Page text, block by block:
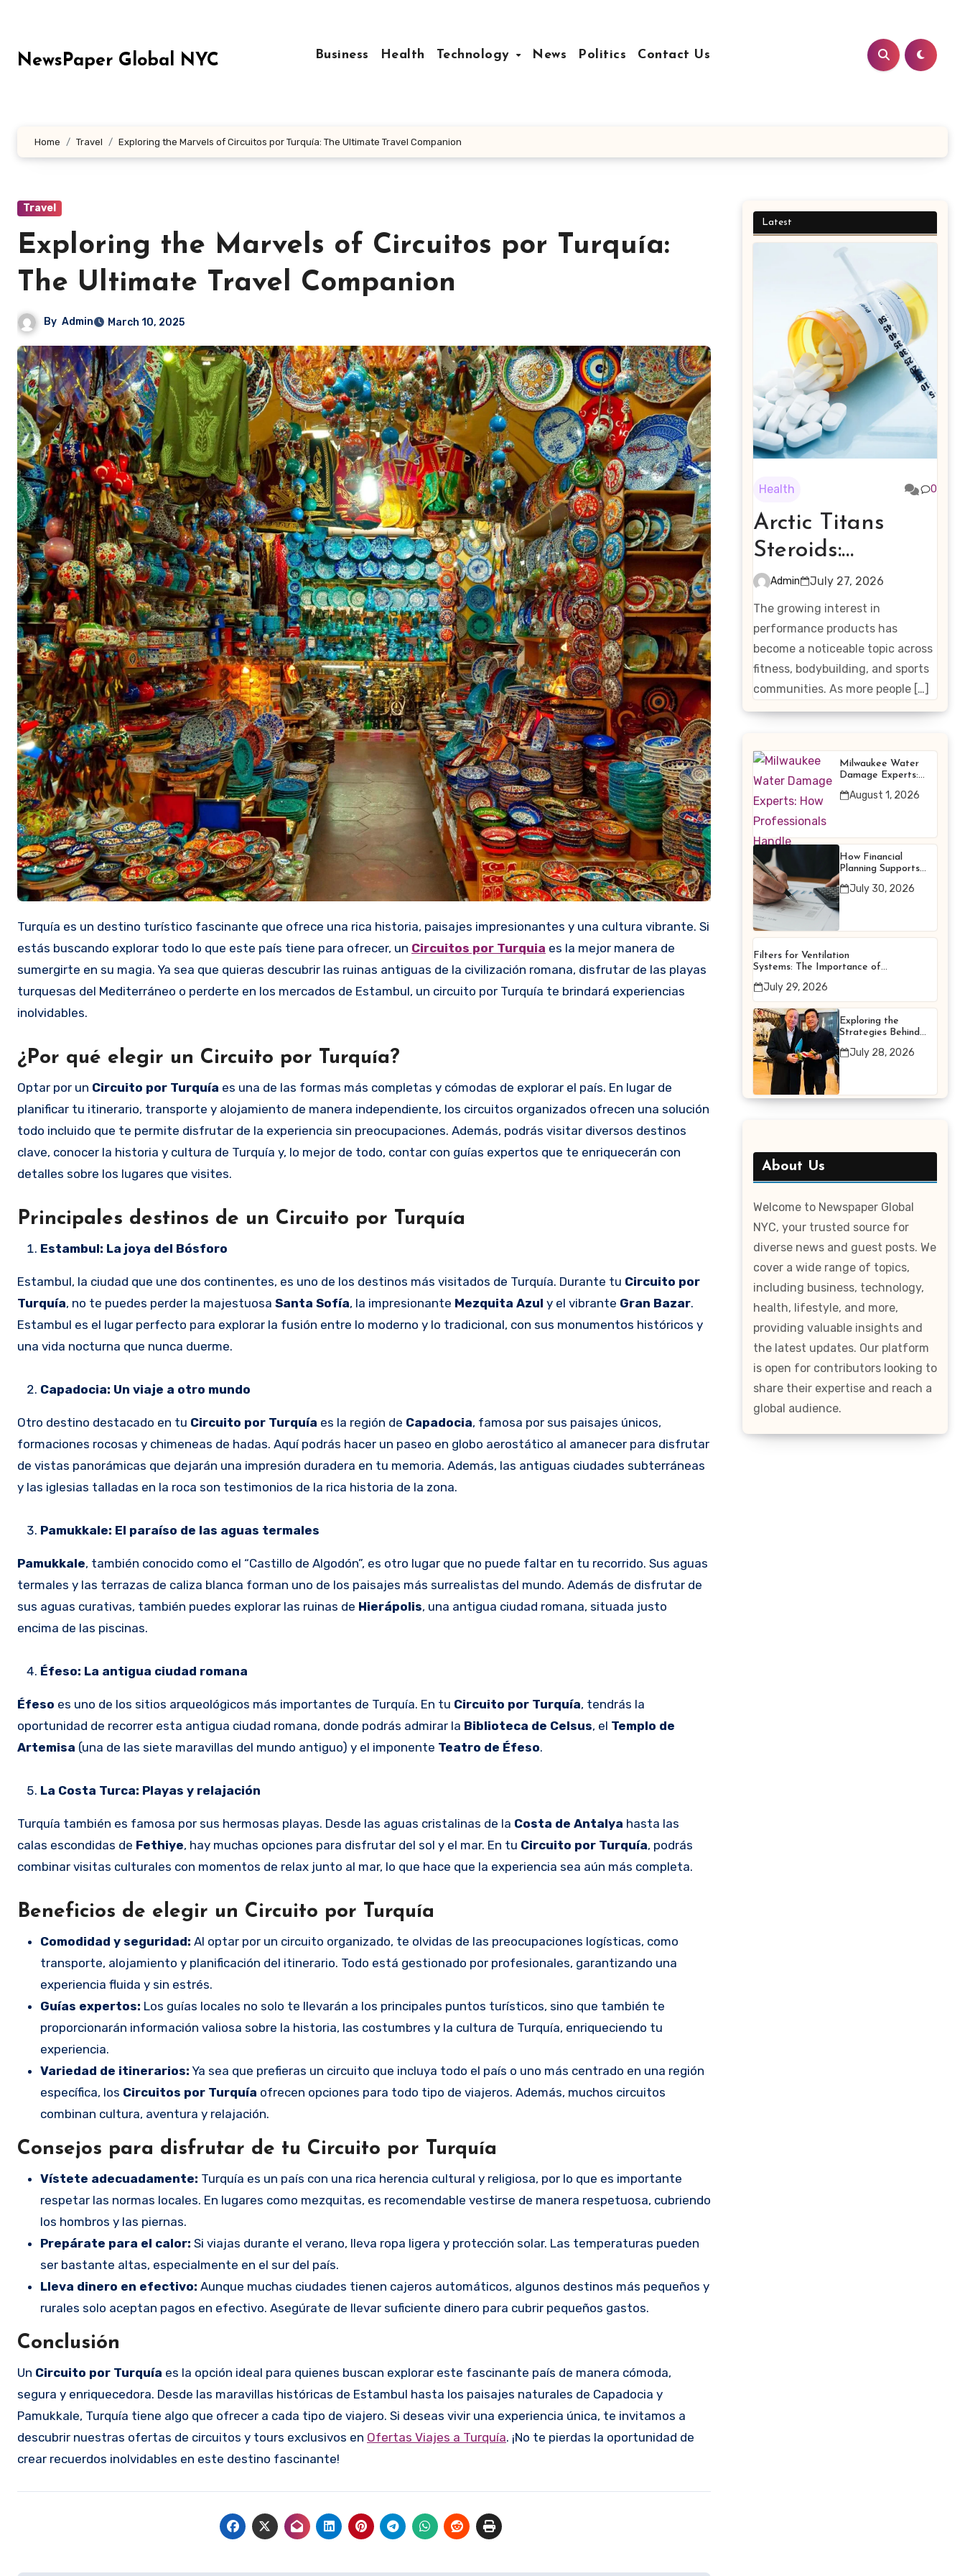
content
NewsPaper Global NYC Business Health Technology News Politics Contact Us
Home Travel Exploring the Marvels of Circuitos por Turquía: The Ultimate Travel Companion
Travel
Exploring the Marvels of Circuitos por Turquía:
The Ultimate Travel Companion
By Admin March 10, 2025
Turquía es un destino turístico fascinante que ofrece una rica historia, paisajes impresionantes y una cultura vibrante. Si
estás buscando explorar todo lo que este país tiene para ofrecer, un Circuitos por Turquia es la mejor manera de
sumergirte en su magia. Ya sea que quieras descubrir las ruinas antiguas de la civilización romana, disfrutar de las playas
turquesas del Mediterráneo o perderte en los mercados de Estambul, un circuito por Turquía te brindará experiencias
inolvidables.
¿Por qué elegir un Circuito por Turquía?
Optar por un Circuito por Turquía es una de las formas más completas y cómodas de explorar el país. En lugar de
planificar tu itinerario, transporte y alojamiento de manera independiente, los circuitos organizados ofrecen una solución
todo incluido que te permite disfrutar de la experiencia sin preocupaciones. Además, podrás visitar diversos destinos
clave, conocer la historia y cultura de Turquía y, lo mejor de todo, contar con guías expertos que te enriquecerán con
detalles sobre los lugares que visites.
Principales destinos de un Circuito por Turquía
Estambul: La joya del Bósforo
Estambul, la ciudad que une dos continentes, es uno de los destinos más visitados de Turquía. Durante tu Circuito por
Turquía, no te puedes perder la majestuosa Santa Sofía, la impresionante Mezquita Azul y el vibrante Gran Bazar.
Estambul es el lugar perfecto para explorar la fusión entre lo moderno y lo tradicional, con sus monumentos históricos y
una vida nocturna que nunca duerme.
Capadocia: Un viaje a otro mundo
Otro destino destacado en tu Circuito por Turquía es la región de Capadocia, famosa por sus paisajes únicos,
formaciones rocosas y chimeneas de hadas. Aquí podrás hacer un paseo en globo aerostático al amanecer para disfrutar
de vistas panorámicas que dejarán una impresión duradera en tu memoria. Además, las antiguas ciudades subterráneas
y las iglesias talladas en la roca son testimonios de la rica historia de la zona.
Pamukkale: El paraíso de las aguas termales
Pamukkale, también conocido como el “Castillo de Algodón”, es otro lugar que no puede faltar en tu recorrido. Sus aguas
termales y las terrazas de caliza blanca forman uno de los paisajes más surrealistas del mundo. Además de disfrutar de
sus aguas curativas, también puedes explorar las ruinas de Hierápolis, una antigua ciudad romana, situada justo
encima de las piscinas.
Éfeso: La antigua ciudad romana
Éfeso es uno de los sitios arqueológicos más importantes de Turquía. En tu Circuito por Turquía, tendrás la
oportunidad de recorrer esta antigua ciudad romana, donde podrás admirar la Biblioteca de Celsus, el Templo de
Artemisa (una de las siete maravillas del mundo antiguo) y el imponente Teatro de Éfeso.
La Costa Turca: Playas y relajación
Turquía también es famosa por sus hermosas playas. Desde las aguas cristalinas de la Costa de Antalya hasta las
calas escondidas de Fethiye, hay muchas opciones para disfrutar del sol y el mar. En tu Circuito por Turquía, podrás
combinar visitas culturales con momentos de relax junto al mar, lo que hace que la experiencia sea aún más completa.
Beneficios de elegir un Circuito por Turquía
Comodidad y seguridad: Al optar por un circuito organizado, te olvidas de las preocupaciones logísticas, como
transporte, alojamiento y planificación del itinerario. Todo está gestionado por profesionales, garantizando una
experiencia fluida y sin estrés.
Guías expertos: Los guías locales no solo te llevarán a los principales puntos turísticos, sino que también te
proporcionarán información valiosa sobre la historia, las costumbres y la cultura de Turquía, enriqueciendo tu
experiencia.
Variedad de itinerarios: Ya sea que prefieras un circuito que incluya todo el país o uno más centrado en una región
específica, los Circuitos por Turquía ofrecen opciones para todo tipo de viajeros. Además, muchos circuitos
combinan cultura, aventura y relajación.
Consejos para disfrutar de tu Circuito por Turquía
Vístete adecuadamente: Turquía es un país con una rica herencia cultural y religiosa, por lo que es importante
respetar las normas locales. En lugares como mezquitas, es recomendable vestirse de manera respetuosa, cubriendo
los hombros y las piernas.
Prepárate para el calor: Si viajas durante el verano, lleva ropa ligera y protección solar. Las temperaturas pueden
ser bastante altas, especialmente en el sur del país.
Lleva dinero en efectivo: Aunque muchas ciudades tienen cajeros automáticos, algunos destinos más pequeños y
rurales solo aceptan pagos en efectivo. Asegúrate de llevar suficiente dinero para cubrir pequeños gastos.
Conclusión
Un Circuito por Turquía es la opción ideal para quienes buscan explorar este fascinante país de manera cómoda,
segura y enriquecedora. Desde las maravillas históricas de Estambul hasta los paisajes naturales de Capadocia y
Pamukkale, Turquía tiene algo que ofrecer a cada tipo de viajero. Si deseas vivir una experiencia única, te invitamos a
descubrir nuestras ofertas de circuitos y tours exclusivos en Ofertas Viajes a Turquía. ¡No te pierdas la oportunidad de
crear recuerdos inolvidables en este destino fascinante!
Latest
Health 0
Arctic Titans
Steroids:
Examining the
Rising Interest in
Performance-
Enhancing
Products
Admin
July 27, 2026
The growing interest in
performance products has
become a noticeable topic across
fitness, bodybuilding, and sports
communities. As more people […]
Milwaukee Water
Damage Experts:
Handle Emergency
August 1, 2026
How Financial
Planning Supports
Decisions
July 30, 2026
Filters for Ventilation
Systems: The Importance of
Better Efficiency
July 29, 2026
Exploring the
Strategies Behind
Professional Career
July 28, 2026
About Us
Welcome to Newspaper Global
NYC, your trusted source for
diverse news and guest posts. We
cover a wide range of topics,
including business, technology,
health, lifestyle, and more,
providing valuable insights and
the latest updates. Our platform
is open for contributors looking to
share their expertise and reach a
global audience.